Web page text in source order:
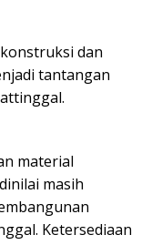
dan
tantangan
material
masih
Ketersediaan